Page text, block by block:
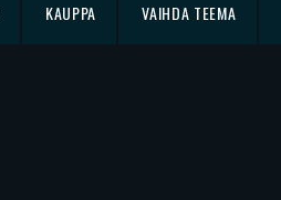
KAUPPA VAIHDA TEEMA